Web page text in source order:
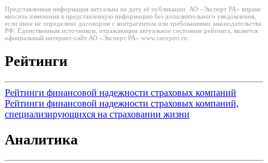
Представленная информация актуальна на дату её публикации. АО «Эксперт РА» вправе
вносить изменения в представленную информацию без дополнительного уведомления,
если иное не определено договором с контрагентом или требованиями законодательства
РФ. Единственным источником, отражающим актуальное состояние рейтинга, является
официальный интернет-сайт АО «Эксперт РА» www.raexpert.ru.
Рейтинги
Рейтинги финансовой надежности страховых компаний
Рейтинги финансовой надежности страховых компаний,
специализирующихся на страховании жизни
Аналитика